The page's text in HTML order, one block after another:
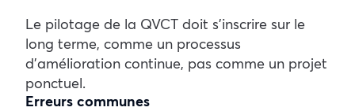
Le pilotage de la QVCT doit s’inscrire sur le
long terme, comme un processus
d’amélioration continue, pas comme un projet
ponctuel.
Erreurs communes